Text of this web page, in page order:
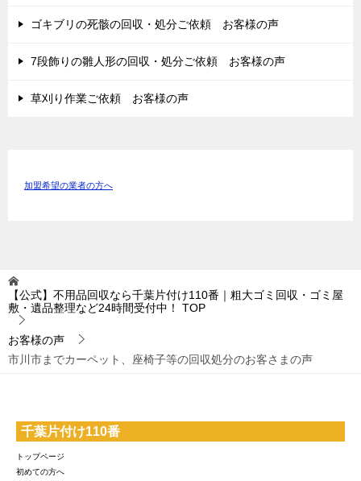
ゴキブリの死骸の回収・処分ご依頼 お客様の声
7段飾りの雛人形の回収・処分ご依頼 お客様の声
草刈り作業ご依頼 お客様の声
加盟希望の業者の方へ
【公式】不用品回収なら千葉片付け110番｜粗大ゴミ回収・ゴミ屋
敷・遺品整理など24時間受付中！
TOP
お客様の声
市川市までカーペット、座椅子等の回収処分のお客さまの声
千葉片付け110番
トップページ
初めての方へ